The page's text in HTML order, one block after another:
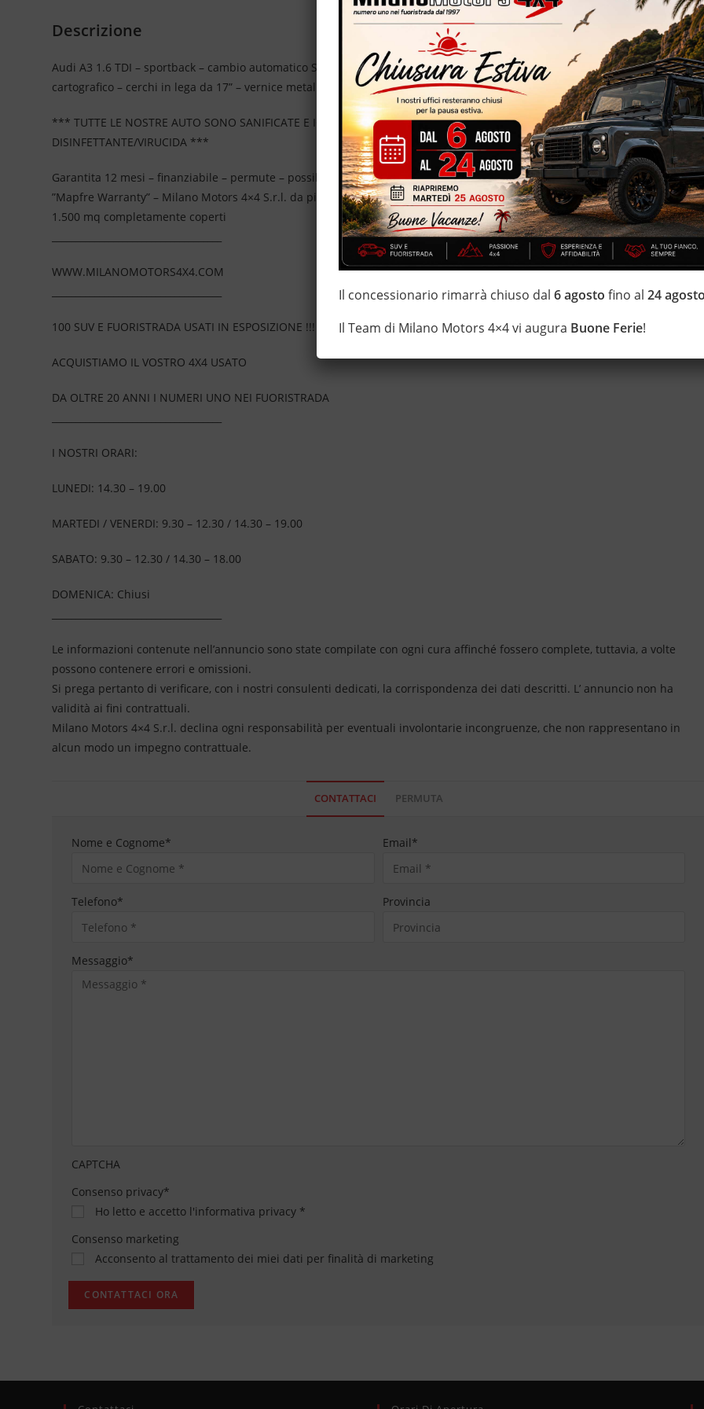
Descrizione
Audi A3 1.6 TDI – sportback – cambio automatico S-Tronic – euro 6B – 84.882 Km certificatiu e garantiti – navigatore
cartografico – cerchi in lega da 17” – vernice metallizzato – specchietti elettrici – sensori park
*** TUTTE LE NOSTRE AUTO SONO SANIFICATE E IGIENIZZATE CON TRATTAMENTI DI VAPORE, OZONO E
DISINFETTANTE/VIRUCIDA ***
Garantita 12 mesi – finanziabile – permute – possibilità di estensione della garanzia con i leader del mercato ”Opteven” e
”Mapfre Warranty” – Milano Motors 4×4 S.r.l. da più di 20 anni Numeri Uno Nei Fuoristrada con un’ esposizione da più di
1.500 mq completamente coperti
WWW.MILANOMOTORS4X4.COM
100 SUV E FUORISTRADA USATI IN ESPOSIZIONE !!!
ACQUISTIAMO IL VOSTRO 4X4 USATO
DA OLTRE 20 ANNI I NUMERI UNO NEI FUORISTRADA
I NOSTRI ORARI:
LUNEDI: 14.30 – 19.00
MARTEDI / VENERDI: 9.30 – 12.30 / 14.30 – 19.00
SABATO: 9.30 – 12.30 / 14.30 – 18.00
DOMENICA: Chiusi
Le informazioni contenute nell’annuncio sono state compilate con ogni cura affinché fossero complete, tuttavia, a volte
possono contenere errori e omissioni.
Si prega pertanto di verificare, con i nostri consulenti dedicati, la corrispondenza dei dati descritti. L’ annuncio non ha
validità ai fini contrattuali.
Milano Motors 4×4 S.r.l. declina ogni responsabilità per eventuali involontarie incongruenze, che non rappresentano in
alcun modo un impegno contrattuale.
CONTATTACI PERMUTA
Nome e Cognome* Email*
Telefono* Provincia
Messaggio*
CAPTCHA
Consenso privacy*
Ho letto e accetto l'informativa privacy *
Consenso marketing
Acconsento al trattamento dei miei dati per finalità di marketing
Il concessionario rimarrà chiuso dal6 agosto fino al24
Il Team di Milano Motors 4×4 vi augura Buone Ferie!